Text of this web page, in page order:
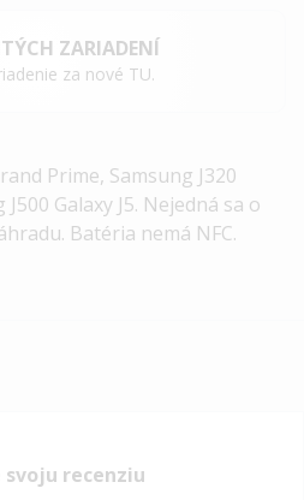
ZARIADENÍ
za nové TU.
Prime, Samsung J320
J500 Galaxy J5. Nejedná sa o
Batéria nemá NFC.
recenziu